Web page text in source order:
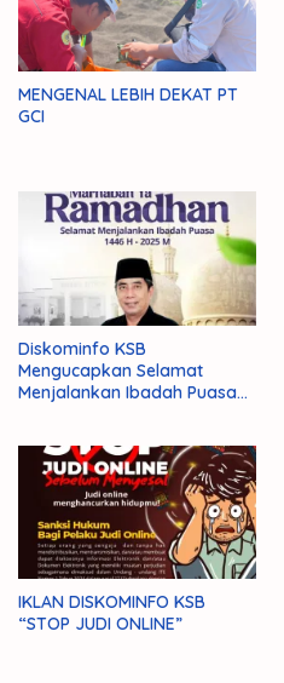
MENGENAL LEBIH DEKAT PT
GCI
Diskominfo KSB
Mengucapkan Selamat
Menjalankan Ibadah Puasa
IKLAN DISKOMINFO KSB
“STOP JUDI ONLINE”